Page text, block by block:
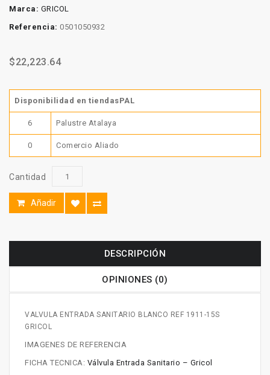
Marca: GRICOL
Referencia: 0501050932
$22,223.64
Disponibilidad en tiendasPAL
6 Palustre Atalaya
0 Comercio Aliado
Cantidad
Añadir
DESCRIPCIÓN
OPINIONES (0)
VALVULA ENTRADA SANITARIO BLANCO REF 1911-15S
GRICOL
IMAGENES DE REFERENCIA
FICHA TECNICA: Válvula Entrada Sanitario – Gricol